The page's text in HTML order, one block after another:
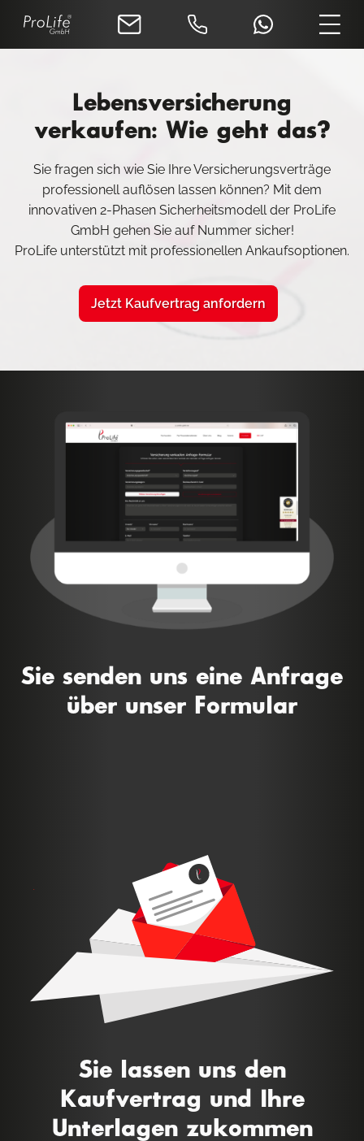
Lebensversicherung
verkaufen: Wie geht das?
Sie fragen sich wie Sie Ihre Versicherungsverträge
professionell auflösen lassen können? Mit dem
innovativen 2-Phasen Sicherheitsmodell der ProLife
GmbH gehen Sie auf Nummer sicher!
ProLife unterstützt mit professionellen Ankaufsoptionen.
Jetzt Kaufvertrag anfordern
Sie senden uns eine Anfrage
über unser Formular
Sie lassen uns den
Kaufvertrag und Ihre
Unterlagen zukommen